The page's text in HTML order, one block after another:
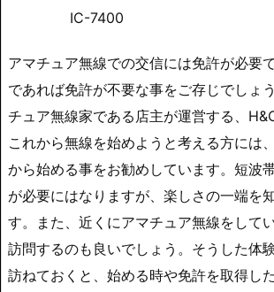
IC-7400
アマチュア無線での交信には免許が必要
であれば免許が不要な事をご存じでしょ
チュア無線家である店主が運営する、
これから無線を始めようと考える方には
から始める事をお勧めしています。短波
が必要にはなりますが、楽しさの一端を
す。また、近くにアマチュア無線をして
訪問するのも良いでしょう。そうした体
訪ねておくと、始める時や免許を取得し